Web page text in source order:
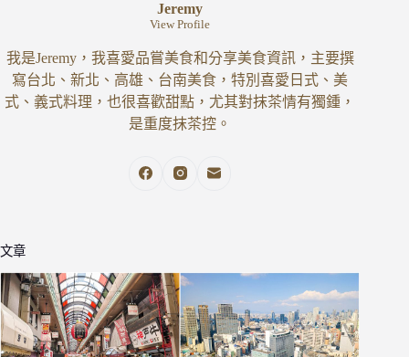
Jeremy
View Profile
我是Jeremy，我喜愛品嘗美食和分享美食資訊，主要撰
寫台北、新北、高雄、台南美食，特別喜愛日式、美
式、義式料理，也很喜歡甜點，尤其對抹茶情有獨鍾，
是重度抹茶控。
文章